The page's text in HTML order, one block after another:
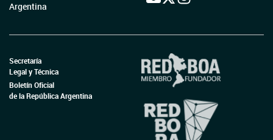
Argentina
Secretaría
Legal y Técnica
Boletín Oficial
de la República Argentina